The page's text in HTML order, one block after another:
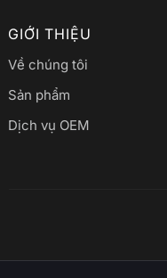
GIỚI THIỆU
Về chúng tôi
Sản phẩm
Dịch vụ OEM